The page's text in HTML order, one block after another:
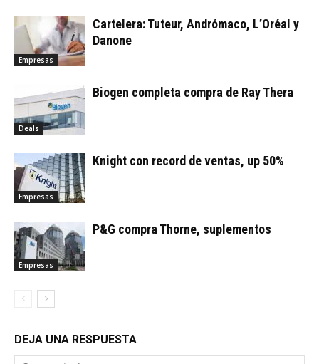
Empresas
Cartelera: Tuteur, Andrómaco, L’Oréal y
Danone
Deals
Biogen completa compra de Ray Thera
Empresas
Knight con record de ventas, up 50%
Empresas
P&G compra Thorne, suplementos
DEJA UNA RESPUESTA